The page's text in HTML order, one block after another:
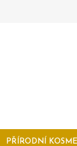
PŘÍRODNÍ